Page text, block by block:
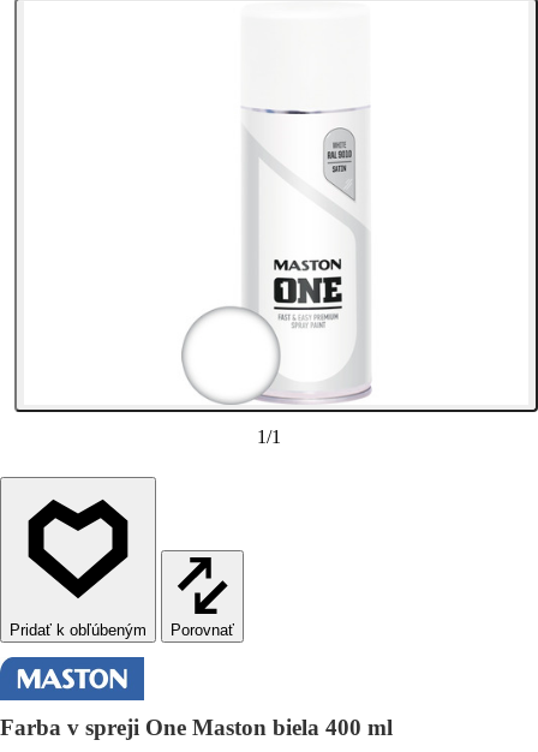
1/1
Porovnať
Farba v spreji One Maston biela 400 ml